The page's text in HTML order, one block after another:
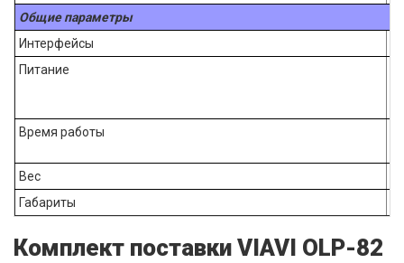
Общие параметры
Интерфейсы
Питание
Время работы
Вес
Габариты
Комплект поставки VIAVI OLP-82